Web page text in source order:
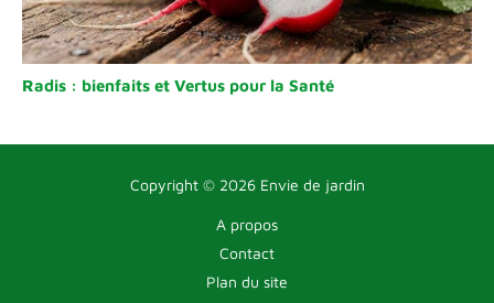
Radis : bienfaits et Vertus pour la Santé
Copyright © 2026 Envie de jardin
A propos
Contact
Plan du site